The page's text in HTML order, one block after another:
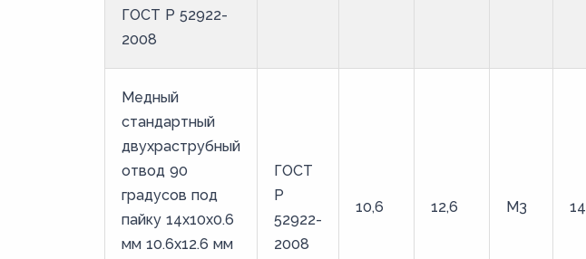
ГОСТ Р 52922-
2008
Медный
стандартный
двухраструбный
отвод 90
градусов под
пайку 14х10х0.6
мм 10.6х12.6 мм
ГОСТ
Р
52922-
2008
10,6 12,6 М3 14